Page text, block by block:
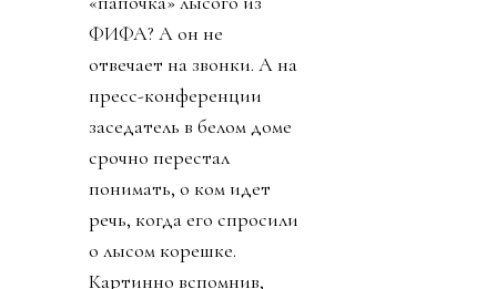
ФИФА? А он не
отвечает на звонки. А на
пресс-конференции
заседатель в белом доме
срочно перестал
понимать, о ком идет
речь, когда его спросили
о лысом корешке.
Картинно вспомнив,